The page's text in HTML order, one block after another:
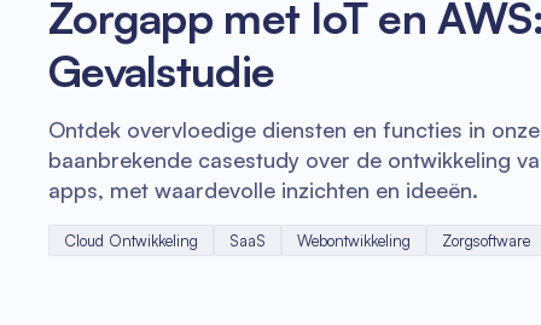
Serverless Applicatie
SaaS
Zorgapp met IoT en AWS:
Gevalstudie
Ontdek overvloedige diensten en functies in onze
baanbrekende casestudy over de ontwikkeling
apps, met waardevolle inzichten en ideeën.
Cloud Ontwikkeling SaaS Webontwikkeling Zorgsoftware